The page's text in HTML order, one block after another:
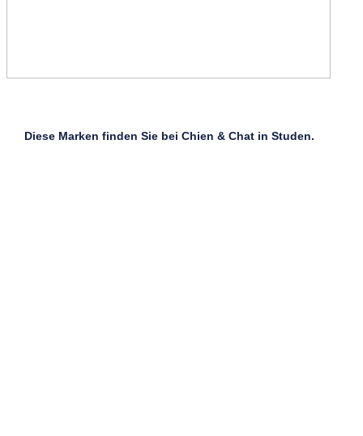
Diese Marken finden Sie bei Chien & Chat in Studen.